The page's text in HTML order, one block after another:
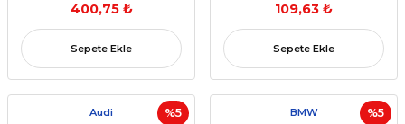
400,75 ₺
Sepete Ekle
109,63 ₺
Sepete Ekle
%5
Audi %5
BMW